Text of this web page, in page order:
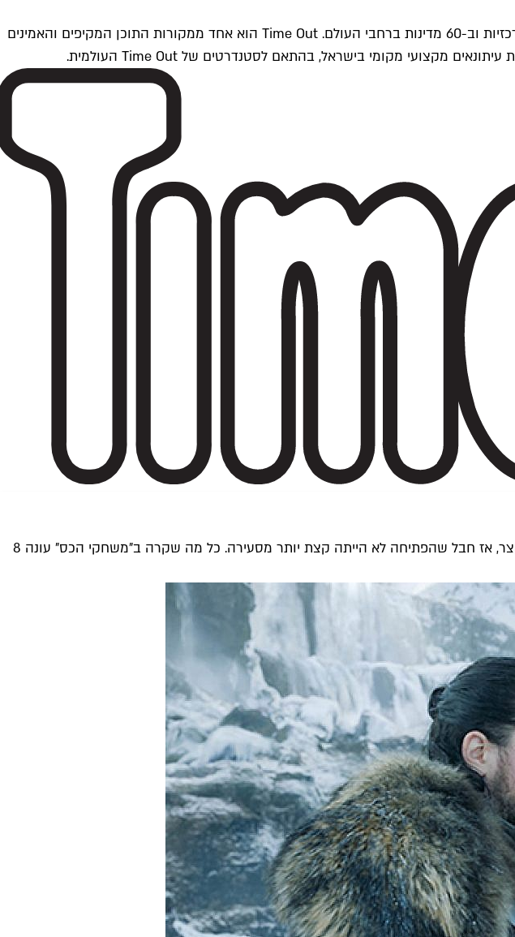
Time Outתל אביב הוא חלק מרשת Time Out Global — רשת מדיה בינלאומית הפועלת ב-360 ערים מרכזיות וב-60 מדינות ברחבי העולם. Time Out הוא אחד ממקורות התוכן המקיפים והאמינים
הפרק הראשון בעונת הסיום עשה לנו פלאשבקים לפרק הראשון בסדרה. ההתרגשות גדולה אבל הזמן קצר, אז חבל שהפתיחה לא הייתה קצת יותר מסעירה. כל מה שקרה ב"משחקי הכס" עונה 8